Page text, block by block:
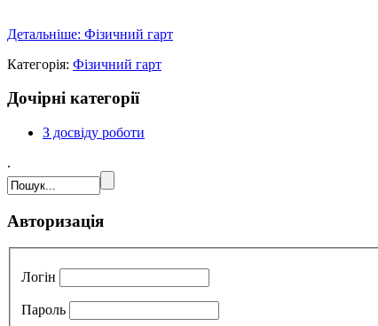
Детальніше: Фізичний гарт
Категорія: Фізичний гарт
Дочірні категорії
З досвіду роботи
.
Авторизація
Логін
Пароль